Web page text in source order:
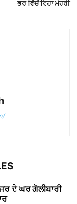
ਭਰ ਵਿੱਚੋਂ ਰਿਹਾ ਮੋਹਰੀ
ਦੇ ਘਰ ਗੋਲੀਬਾਰੀ